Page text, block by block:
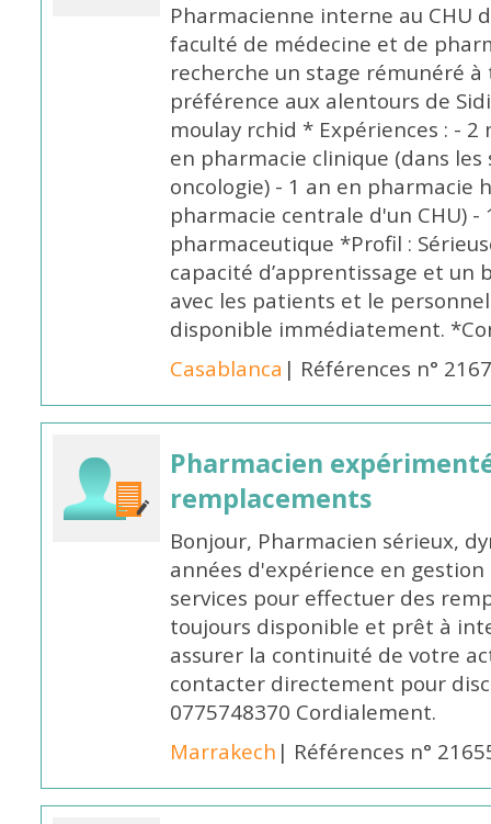
Pharmacienne interne au CHU
faculté de médecine et de
recherche un stage rémunéré
préférence aux alentours de
moulay rchid * Expériences : -
en pharmacie clinique (dans les
oncologie) - 1 an en pharmacie
pharmacie centrale d'un CHU)
pharmaceutique *Profil :
capacité d’apprentissage et un
avec les patients et le
disponible immédiatement.
Casablanca | Références n°
Pharmacien
remplacements
Bonjour, Pharmacien sérieux,
années d'expérience en
services pour effectuer des
toujours disponible et prêt à
assurer la continuité de votre
contacter directement pour
0775748370 Cordialement.
Marrakech | Références n°